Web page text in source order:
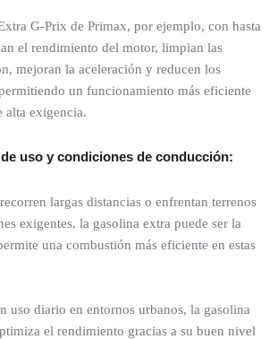
G-Prix de Primax, por ejemplo, con hasta
el rendimiento del motor, limpian las
mejoran la aceleración y reducen los
un funcionamiento más eficiente
alta exigencia.
uso y condiciones de conducción:
largas distancias o enfrentan terrenos
exigentes, la gasolina extra puede ser la
una combustión más eficiente en estas
uso diario en entornos urbanos, la gasolina
el rendimiento gracias a su buen nivel